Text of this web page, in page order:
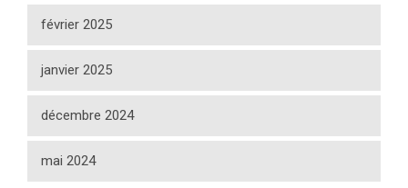
février 2025
janvier 2025
décembre 2024
mai 2024